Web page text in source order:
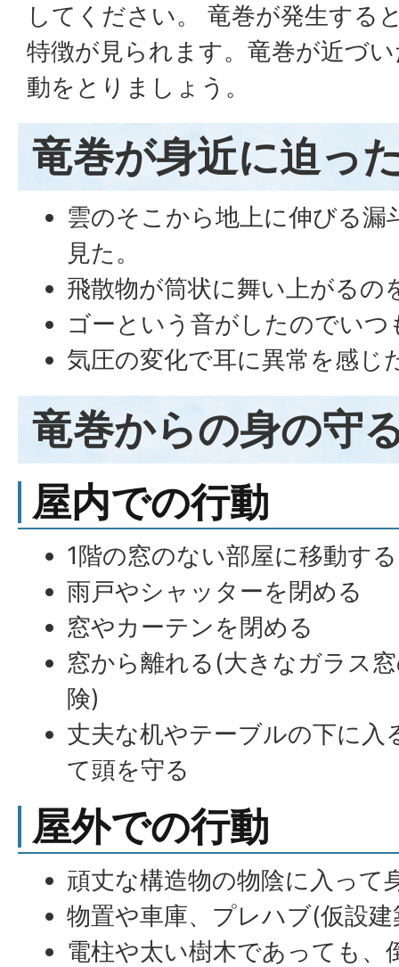
してください。 竜巻が発生する
特徴が見られます。竜巻が近づ
動をとりましょう。
竜巻が身近に迫っ
雲のそこから地上に伸びる漏
見た。
飛散物が筒状に舞い上がるの
ゴーという音がしたのでい
気圧の変化で耳に異常を感じ
竜巻からの身の守
屋内での行動
1階の窓のない部屋に移動する
雨戸やシャッターを閉める
窓やカーテンを閉める
窓から離れる(大きなガラス
険)
丈夫な机やテーブルの下に入
て頭を守る
屋外での行動
頑丈な構造物の物陰に入って
物置や車庫、プレハブ(仮設
電柱や太い樹木であっても、